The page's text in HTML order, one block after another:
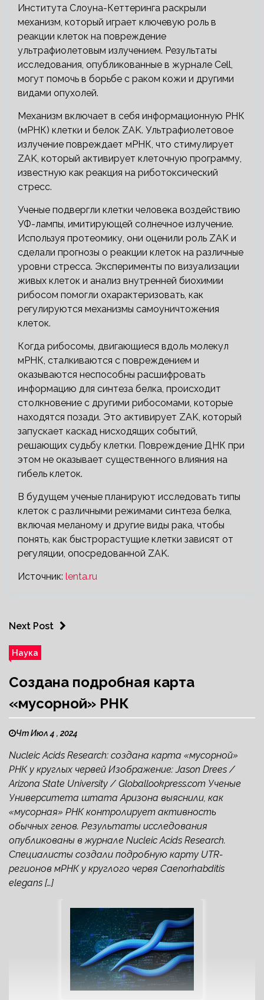
Института Слоуна-Кеттеринга раскрыли
механизм, который играет ключевую роль в
реакции клеток на повреждение
ультрафиолетовым излучением. Результаты
исследования, опубликованные в журнале Cell,
могут помочь в борьбе с раком кожи и другими
видами опухолей.
Механизм включает в себя информационную РНК
(мРНК) клетки и белок ZAK. Ультрафиолетовое
излучение повреждает мРНК, что стимулирует
ZAK, который активирует клеточную программу,
известную как реакция на риботоксический
стресс.
Ученые подвергли клетки человека воздействию
УФ-лампы, имитирующей солнечное излучение.
Используя протеомику, они оценили роль ZAK и
сделали прогнозы о реакции клеток на различные
уровни стресса. Эксперименты по визуализации
живых клеток и анализ внутренней биохимии
рибосом помогли охарактеризовать, как
регулируются механизмы самоуничтожения
клеток.
Когда рибосомы, двигающиеся вдоль молекул
мРНК, сталкиваются с повреждением и
оказываются неспособны расшифровать
информацию для синтеза белка, происходит
столкновение с другими рибосомами, которые
находятся позади. Это активирует ZAK, который
запускает каскад нисходящих событий,
решающих судьбу клетки. Повреждение ДНК при
этом не оказывает существенного влияния на
гибель клеток.
В будущем ученые планируют исследовать типы
клеток с различными режимами синтеза белка,
включая меланому и другие виды рака, чтобы
понять, как быстрорастущие клетки зависят от
регуляции, опосредованной ZAK.
Источник: lenta.ru
Next Post
Наука
Создана подробная карта
«мусорной» РНК
Чт Июл 4 , 2024
Nucleic Acids Research: создана карта «мусорной»
РНК у круглых червей Изображение: Jason Drees /
Arizona State University / Globallookpress.com Ученые
Университета штата Аризона выяснили, как
«мусорная» РНК контролирует активность
обычных генов. Результаты исследования
опубликованы в журнале Nucleic Acids Research.
Специалисты создали подробную карту UTR-
регионов мРНК у круглого червя Caenorhabditis
elegans […]